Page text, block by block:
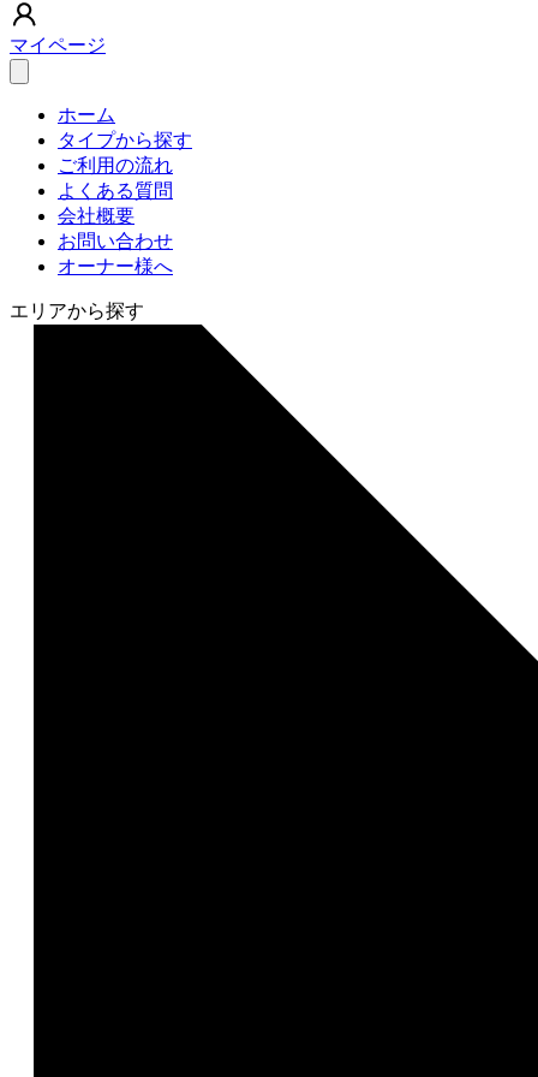
マイページ
ホーム
タイプから探す
ご利用の流れ
よくある質問
会社概要
お問い合わせ
オーナー様へ
エリアから探す